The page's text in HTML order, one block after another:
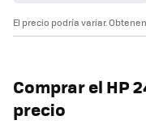
El precio podría variar.
Comprar el HP
precio